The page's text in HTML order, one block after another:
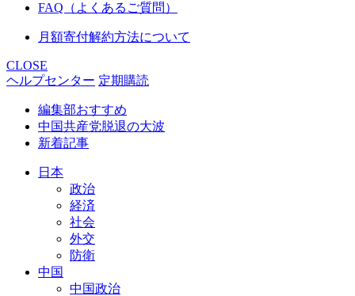
FAQ（よくあるご質問）
月額寄付解約方法について
CLOSE
ヘルプセンター 定期購読
編集部おすすめ
中国共産党脱退の大波
新着記事
日本
政治
経済
社会
外交
防衛
中国
中国政治